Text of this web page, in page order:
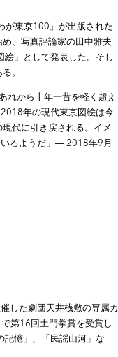
が東京100』が出版された
、写真評論家の田中雅夫
」として発表した。そし
。
れから十年一昔を軽く超え
年の現代東京図絵は今
代に引き戻される。イメ
いるようだ」― 2018年9月
した劇団天井桟敷の専属カ
第16回土門拳賞を受賞し
記憶」、「民謡山河」な